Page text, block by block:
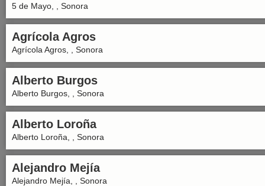
5 de Mayo, , Sonora
Agrícola Agros
Agrícola Agros, , Sonora
Alberto Burgos
Alberto Burgos, , Sonora
Alberto Loroña
Alberto Loroña, , Sonora
Alejandro Mejía
Alejandro Mejía, , Sonora